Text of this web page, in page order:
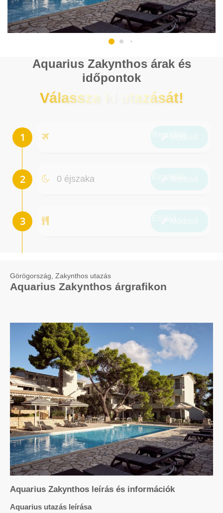
Aquarius Zakynthos árak és
időpontok
Válassza ki utazását!
0 éjszaka
Görögország, Zakynthos utazás
Aquarius Zakynthos árgrafikon
Aquarius Zakynthos leírás és információk
Aquarius utazás leírása